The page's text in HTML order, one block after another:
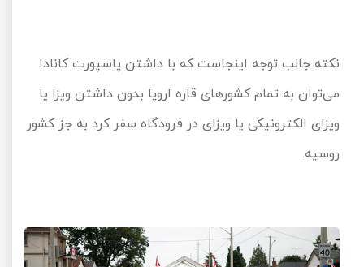
نکته جالب توجه اینجاست که با داشتن پاسپورت کانادا
می‌توان به تمام کشورهای قاره اروپا بدون داشتن ویزا یا
ویزای الکترونیکی یا ویزای در فرودگاه سفر کرد به جز کشور
روسیه.